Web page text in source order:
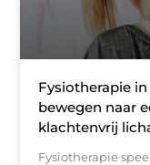
Fysiotherapie
bewegen naar
klachtenvrij
Fysiotherapie